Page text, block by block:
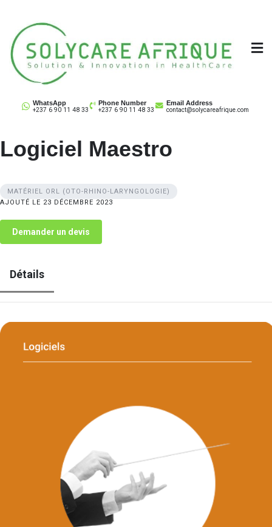
content
Solycare Afrique
Matériel & équipement médical au Cameroun
WhatsApp
+237 6 90 11 48 33
Phone Number
+237 6 90 11 48 33
Email Address
contact@solycareafrique.com
Logiciel Maestro
MATÉRIEL ORL (OTO-RHINO-LARYNGOLOGIE)
AJOUTÉ LE 23 DÉCEMBRE 2023
Demander un devis
Détails